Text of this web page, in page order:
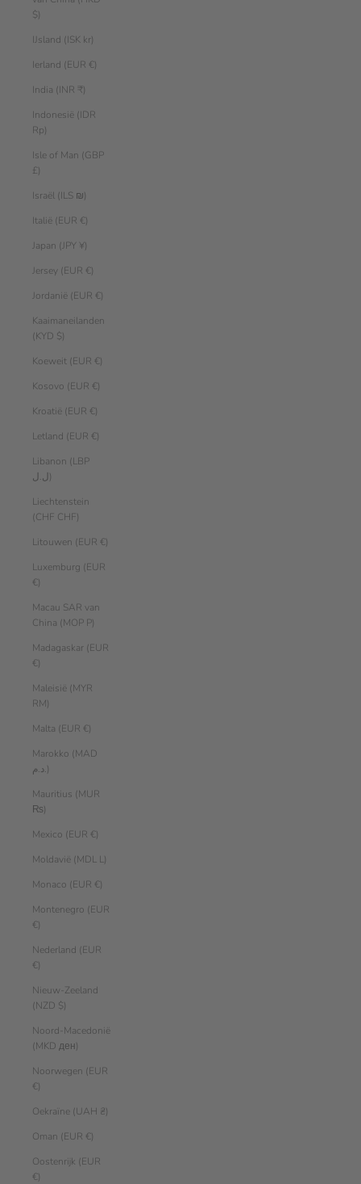
$)
IJsland (ISK kr)
Ierland (EUR €)
India (INR ₹)
Indonesië (IDR
Rp)
Isle of Man (GBP
£)
Israël (ILS ₪)
Italië (EUR €)
Japan (JPY ¥)
Jersey (EUR €)
Jordanië (EUR €)
Kaaimaneilanden
(KYD $)
Koeweit (EUR €)
Kosovo (EUR €)
Kroatië (EUR €)
Letland (EUR €)
Libanon (LBP
ل.ل)
Liechtenstein
(CHF CHF)
Litouwen (EUR €)
Luxemburg (EUR
€)
Macau SAR van
China (MOP P)
Madagaskar (EUR
€)
Maleisië (MYR
RM)
Malta (EUR €)
Marokko (MAD
د.م.)
Mauritius (MUR
₨)
Mexico (EUR €)
Moldavië (MDL L)
Monaco (EUR €)
Montenegro (EUR
€)
Nederland (EUR
€)
Nieuw-Zeeland
(NZD $)
Noord-Macedonië
(MKD ден)
Noorwegen (EUR
€)
Oekraïne (UAH ₴)
Oman (EUR €)
Oostenrijk (EUR
€)